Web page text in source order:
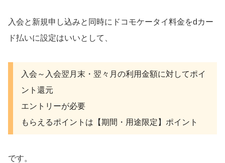
入会と新規申し込みと同時にドコモケータイ料金をdカー
ド払いに設定はいいとして、
入会～入会翌月末・翌々月の利用金額に対してポイ
ント還元
エントリーが必要
もらえるポイントは【期間・用途限定】ポイント
です。